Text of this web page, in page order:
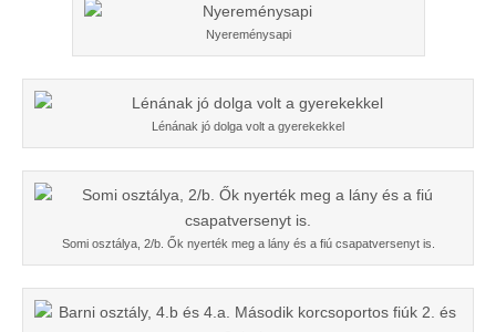
Nyereménysapi
Lénának jó dolga volt a gyerekekkel
Somi osztálya, 2/b. Ők nyerték meg a lány és a fiú csapatversenyt is.